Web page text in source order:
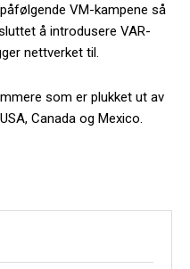
VM-kampene så
å introdusere VAR-
nettverket til.
som er plukket ut av
Canada og Mexico.